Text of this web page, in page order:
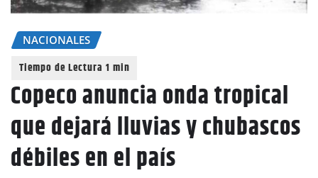
NACIONALES
Copeco anuncia onda tropical
que dejará lluvias y chubascos
débiles en el país